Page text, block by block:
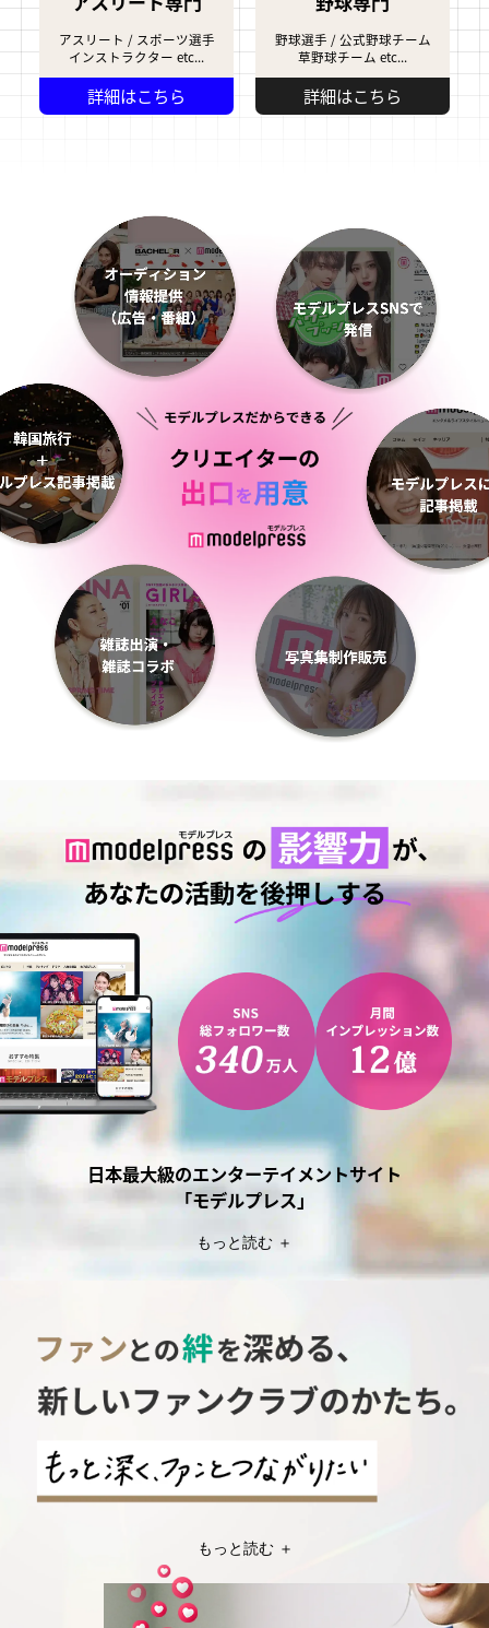
アスリート / スポーツ選手
インストラクター etc...
詳細はこちら
野球選手 / 公式野球チーム
草野球チーム etc...
詳細はこちら
日本最大級のエンターテイメントサイト
「モデルプレス」
もっと読む ＋
もっと読む ＋